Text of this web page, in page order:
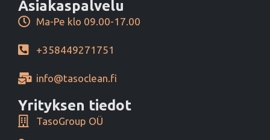
Asiakaspalvelu
Ma-Pe klo 09.00-17.00
+358449271751
info@tasoclean.fi
Yrityksen tiedot
TasoGroup OÜ